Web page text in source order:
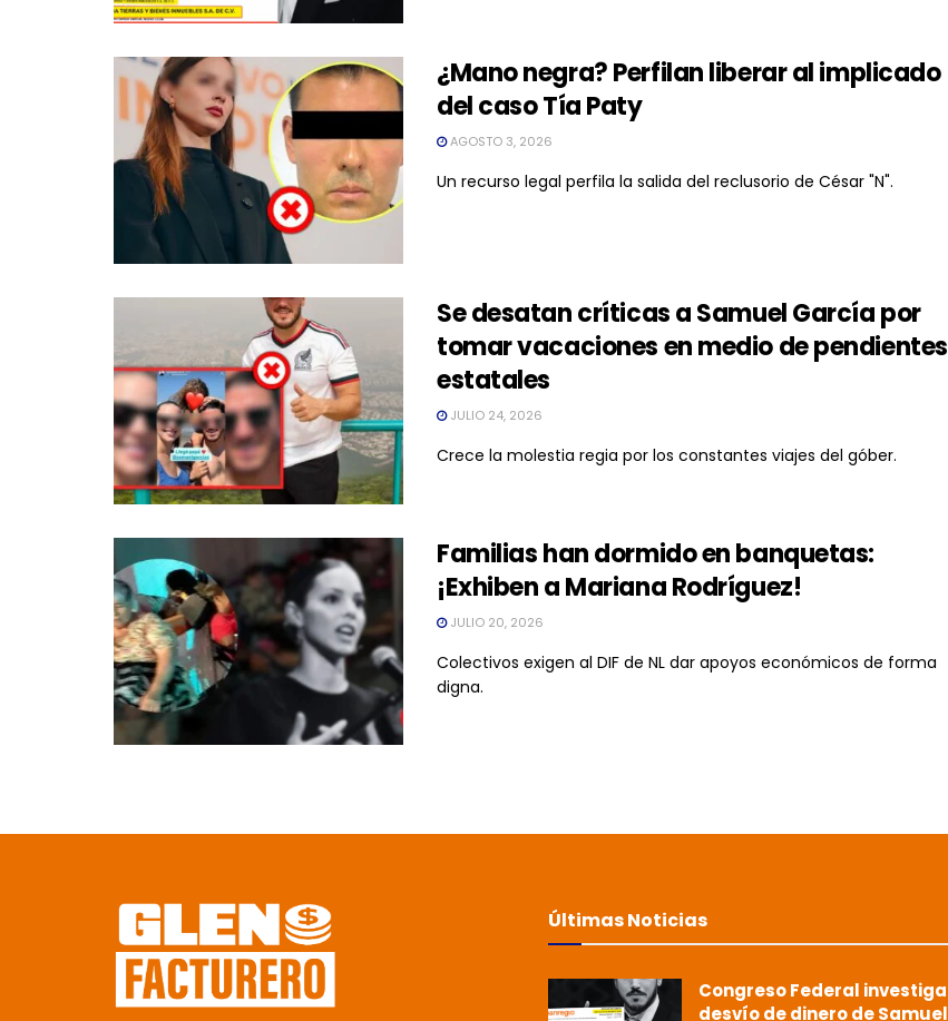
¿Mano negra? Perfilan liberar al implicado
del caso Tía Paty
AGOSTO 3, 2026
Un recurso legal perfila la salida del reclusorio de César "N".
Se desatan críticas a Samuel García por
tomar vacaciones en medio de pendientes
estatales
JULIO 24, 2026
Crece la molestia regia por los constantes viajes del góber.
Familias han dormido en banquetas:
¡Exhiben a Mariana Rodríguez!
JULIO 20, 2026
Colectivos exigen al DIF de NL dar apoyos económicos de forma
digna.
Últimas Noticias
Congreso Federal investiga
desvío de dinero de Samuel